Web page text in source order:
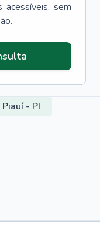
sem
- PI